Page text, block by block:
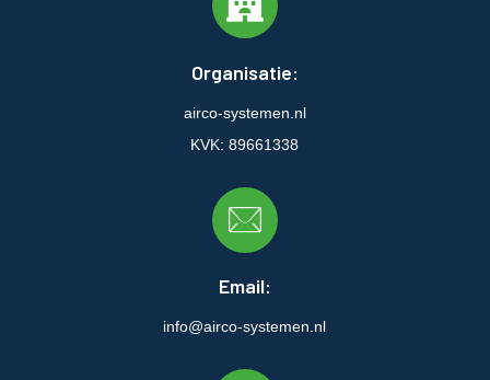
Organisatie:
airco-systemen.nl
KVK: 89661338
Email:
info@airco-systemen.nl